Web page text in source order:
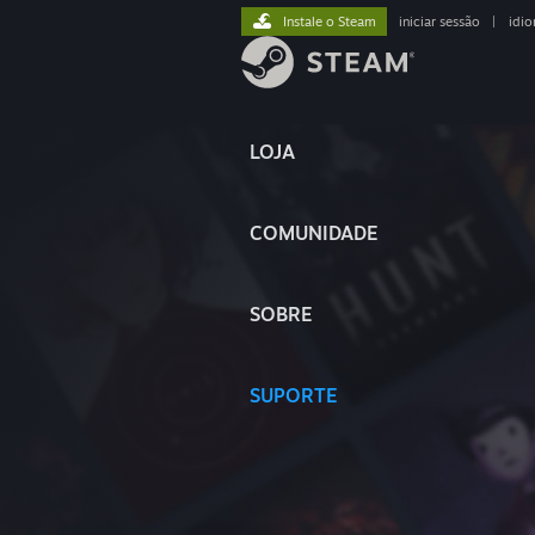
LOJA
COMUNIDADE
SOBRE
SUPORTE
Instale o Steam iniciar sessão